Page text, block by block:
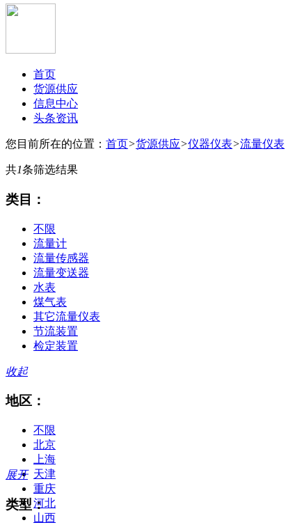
首页
货源供应
信息中心
头条资讯
您目前所在的位置： 首页>货源供应>仪器仪表>流量仪表
共1条筛选结果
类目：
不限
流量计
流量传感器
流量变送器
水表
煤气表
其它流量仪表
节流装置
检定装置
收起
地区：
不限
北京
上海
天津
重庆
河北
山西
展开
类型：